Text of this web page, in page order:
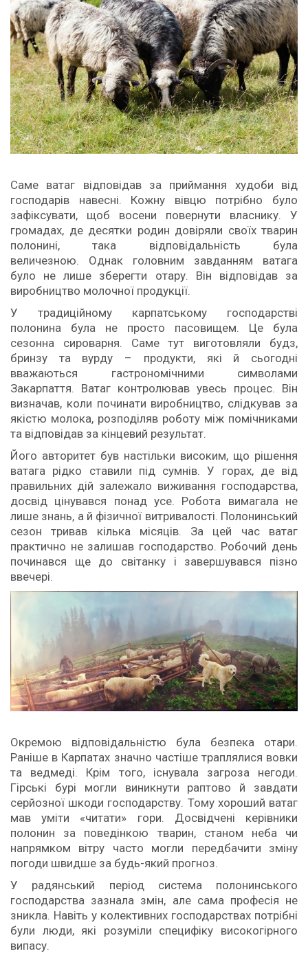
Саме ватаг відповідав за приймання худоби від
господарів навесні. Кожну вівцю потрібно було
зафіксувати, щоб восени повернути власнику. У
громадах, де десятки родин довіряли своїх тварин
полонині, така відповідальність була
величезною. Однак головним завданням ватага
було не лише зберегти отару. Він відповідав за
виробництво молочної продукції.
У традиційному карпатському господарстві
полонина була не просто пасовищем. Це була
сезонна сироварня. Саме тут виготовляли будз,
бринзу та вурду – продукти, які й сьогодні
вважаються гастрономічними символами
Закарпаття. Ватаг контролював увесь процес. Він
визначав, коли починати виробництво, слідкував за
якістю молока, розподіляв роботу між помічниками
та відповідав за кінцевий результат.
Його авторитет був настільки високим, що рішення
ватага рідко ставили під сумнів. У горах, де від
правильних дій залежало виживання господарства,
досвід цінувався понад усе. Робота вимагала не
лише знань, а й фізичної витривалості. Полонинський
сезон тривав кілька місяців. За цей час ватаг
практично не залишав господарство. Робочий день
починався ще до світанку і завершувався пізно
ввечері.
Окремою відповідальністю була безпека отари.
Раніше в Карпатах значно частіше траплялися вовки
та ведмеді. Крім того, існувала загроза негоди.
Гірські бурі могли виникнути раптово й завдати
серйозної шкоди господарству. Тому хороший ватаг
мав уміти «читати» гори. Досвідчені керівники
полонин за поведінкою тварин, станом неба чи
напрямком вітру часто могли передбачити зміну
погоди швидше за будь-який прогноз.
У радянський період система полонинського
господарства зазнала змін, але сама професія не
зникла. Навіть у колективних господарствах потрібні
були люди, які розуміли специфіку високогірного
випасу.